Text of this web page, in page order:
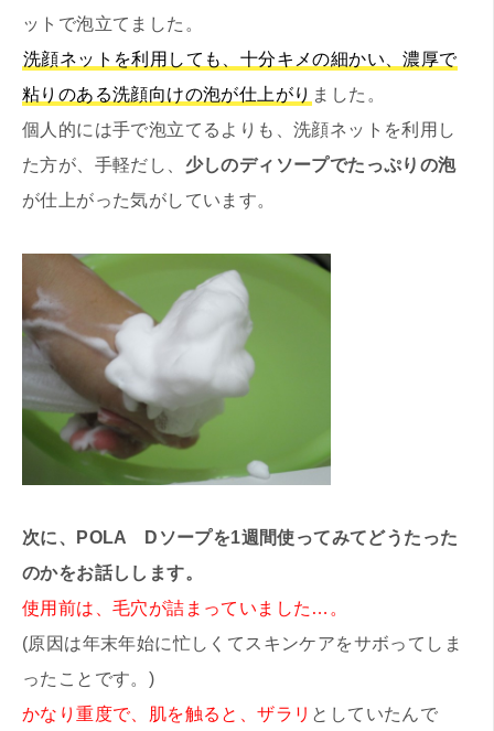
ットで泡立てました。
洗顔ネットを利用しても、十分キメの細かい、濃厚で
粘りのある洗顔向けの泡が仕上がり ました。
個人的には手で泡立てるよりも、洗顔ネットを利用し
た方が、手軽だし、 少しのディソープでたっぷりの泡
が仕上がった気がしています。
次に、POLA Dソープを1週間使ってみてどうたった
のかをお話しします。
使用前は、毛穴が詰まっていました…。
(原因は年末年始に忙しくてスキンケアをサボってしま
ったことです。)
かなり重度で、肌を触ると、ザラリ としていたんで